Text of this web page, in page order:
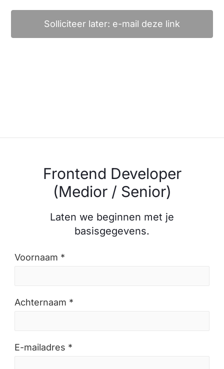
Solliciteer later: e-mail deze link
Frontend Developer
(Medior / Senior)
Laten we beginnen met je
basisgegevens.
Voornaam *
Achternaam *
E-mailadres *